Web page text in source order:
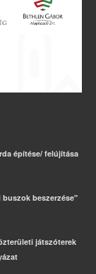
építése/ felújítása
buszok beszerzése"
játszóterek